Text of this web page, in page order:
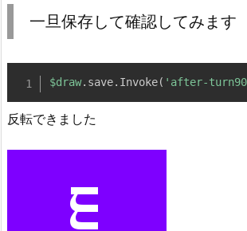
一旦保存して確認してみます
$draw. save. Invoke( 'after-
反転できました